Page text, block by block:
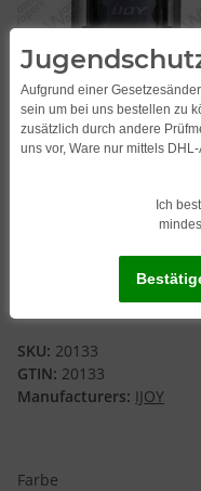
iJoy Reaper
SKU: 20133
GTIN: 20133
Manufacturers: IJOY
Farbe
Aufgrund einer
sein um bei uns bestellen zu
zusätzlich durch andere
uns vor, Ware nur mittels
Ich